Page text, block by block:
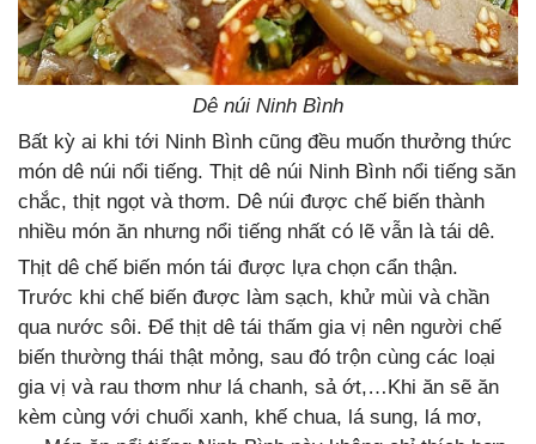
Dê núi Ninh Bình
Bất kỳ ai khi tới Ninh Bình cũng đều muốn thưởng thức
món dê núi nổi tiếng. Thịt dê núi Ninh Bình nổi tiếng săn
chắc, thịt ngọt và thơm. Dê núi được chế biến thành
nhiều món ăn nhưng nổi tiếng nhất có lẽ vẫn là tái dê.
Thịt dê chế biến món tái được lựa chọn cẩn thận.
Trước khi chế biến được làm sạch, khử mùi và chần
qua nước sôi. Để thịt dê tái thấm gia vị nên người chế
biến thường thái thật mỏng, sau đó trộn cùng các loại
gia vị và rau thơm như lá chanh, sả ớt,…Khi ăn sẽ ăn
kèm cùng với chuối xanh, khế chua, lá sung, lá mơ,